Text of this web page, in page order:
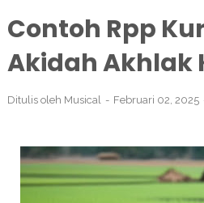
Contoh Rpp
Akidah Akhlak
Ditulis oleh Musical Februari 02, 2025